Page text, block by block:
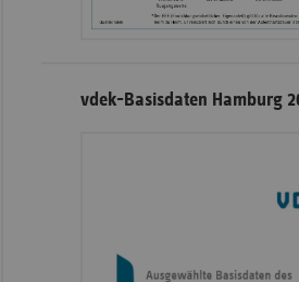
vdek-Basisdaten Hamburg